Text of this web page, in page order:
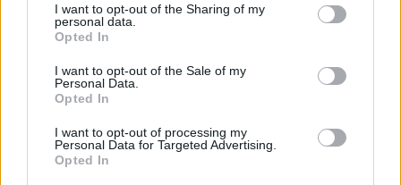
de su consentimiento, pero usted tiene el derecho de
rechazar tal procesamiento. Sus preferencias se aplicarán
cualquier momento entrando de nuevo en este sitio web o
visitando nuestra política de privacidad.
I want to opt-out of the Sharing of my
personal data.
Opted In
I want to opt-out of the Sale of my
Personal Data.
Opted In
I want to opt-out of processing my
Personal Data for Targeted Advertising.
Opted In